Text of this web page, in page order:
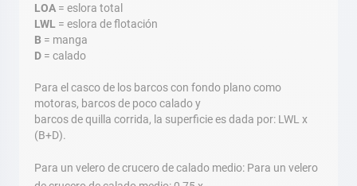
LOA = eslora total
LWL = eslora de flotación
B = manga
D = calado
Para el casco de los barcos con fondo plano como
motoras, barcos de poco calado y
barcos de quilla corrida, la superficie es dada por: LWL x
(B+D).
Para un velero de crucero de calado medio: Para un velero